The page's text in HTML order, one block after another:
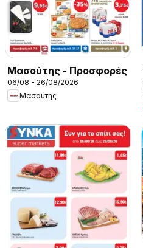
Μασούτης - Προσφορές
06/08 - 26/08/2026
Μασούτης